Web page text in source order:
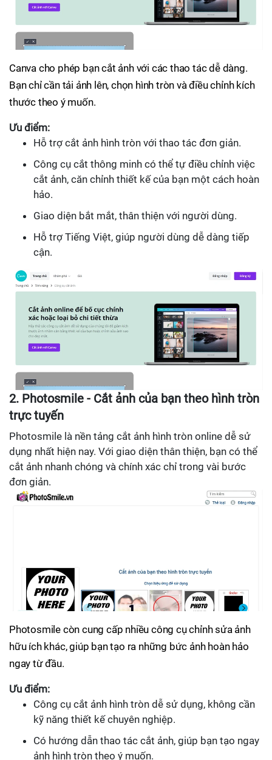
Canva cho phép bạn cắt ảnh với các thao tác dễ dàng.
Bạn chỉ cần tải ảnh lên, chọn hình tròn và điều chỉnh kích
thước theo ý muốn.
Ưu điểm:
Hỗ trợ cắt ảnh hình tròn với thao tác đơn giản.
Công cụ cắt thông minh có thể tự điều chỉnh việc
cắt ảnh, căn chỉnh thiết kế của bạn một cách hoàn
hảo.
Giao diện bắt mắt, thân thiện với người dùng.
Hỗ trợ Tiếng Việt, giúp người dùng dễ dàng tiếp
cận.
2. Photosmile - Cắt ảnh của bạn theo hình tròn
trực tuyến
Photosmile là nền tảng cắt ảnh hình tròn online dễ sử
dụng nhất hiện nay. Với giao diện thân thiện, bạn có thể
cắt ảnh nhanh chóng và chính xác chỉ trong vài bước
đơn giản.
Photosmile còn cung cấp nhiều công cụ chỉnh sửa ảnh
hữu ích khác, giúp bạn tạo ra những bức ảnh hoàn hảo
ngay từ đầu.
Ưu điểm:
Công cụ cắt ảnh hình tròn dễ sử dụng, không cần
kỹ năng thiết kế chuyên nghiệp.
Có hướng dẫn thao tác cắt ảnh, giúp bạn tạo ngay
ảnh hình tròn theo ý muốn.